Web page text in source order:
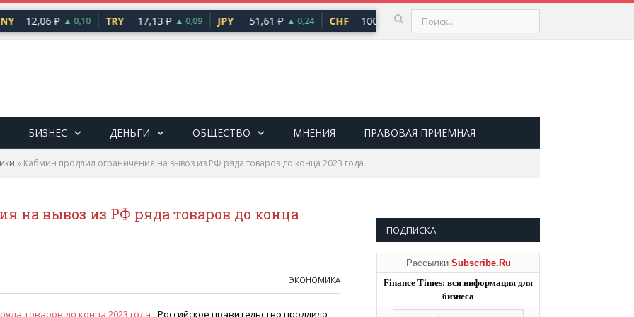
12,06 ₽ ▲ 0,10 TRY 17,13 ₽ ▲ 0,09 JPY 51,61 ₽ ▲ 0,24 CHF 100,66 ₽ ▲ 0,73 USD
БИЗНЕС ДЕНЬГИ ОБЩЕСТВО МНЕНИЯ ПРАВОВАЯ ПРИЕМНАЯ
» Кабмин продлил ограничения на вывоз из РФ ряда товаров до конца 2023 года
на вывоз из РФ ряда товаров до конца
ЭКОНОМИКА
Российское правительство продлило
ПОДПИСКА
Рассылки Subscribe.Ru
Finance Times: вся информация для
бизнеса